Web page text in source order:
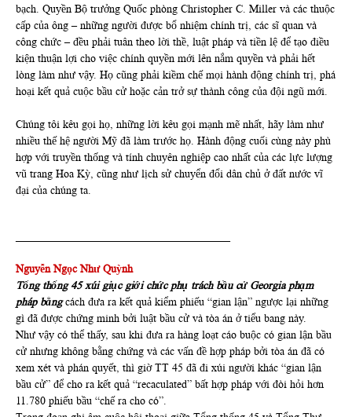
bạch. Quyền Bộ trưởng Quốc phòng Christopher C. Miller và các thuộc
cấp của ông – những người được bổ nhiệm chính trị, các sĩ quan và
công chức – đều phải tuân theo lời thề, luật pháp và tiền lệ để tạo điều
kiện thuận lợi cho việc chính quyền mới lên nắm quyền và phải hết
lòng làm như vậy. Họ cũng phải kiềm chế mọi hành động chính trị, phá
hoại kết quả cuộc bầu cử hoặc cản trở sự thành công của đội ngũ mới.
Chúng tôi kêu gọi họ, những lời kêu gọi mạnh mẽ nhất, hãy làm như
nhiều thế hệ người Mỹ đã làm trước họ. Hành động cuối cùng này phù
hợp với truyền thống và tính chuyên nghiệp cao nhất của các lực lượng
vũ trang Hoa Kỳ, cũng như lịch sử chuyển đổi dân chủ ở đất nước vĩ
đại của chúng ta.
Nguyễn Ngọc Như Quỳnh
Tổng thống 45 xúi giục giới chức phụ trách bầu cử Georgia phạm
pháp bằngcách đưa ra kết quả kiểm phiếu “gian lận” ngược lại những
gì đã được chứng minh bởi luật bầu cử và tòa án ở tiểu bang này.
Như vậy có thể thấy, sau khi đưa ra hàng loạt cáo buộc có gian lận bầu
cử nhưng không bằng chứng và các vấn đề hợp pháp bởi tòa án đã có
xem xét và phán quyết, thì giờ TT 45 đã đi xúi người khác “gian lận
bầu cử” để cho ra kết quả “recaculated” bất hợp pháp với đòi hỏi hơn
11.780 phiếu bầu “chế ra cho có”.